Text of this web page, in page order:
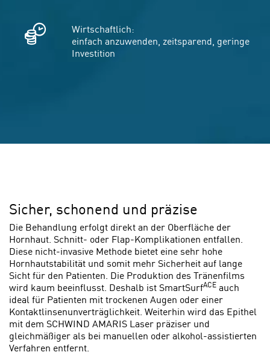
Wirtschaftlich:
einfach anzuwenden, zeitsparend, geringe
Investition
Sicher, schonend und präzise
Die Behandlung erfolgt direkt an der Oberfläche der
Hornhaut. Schnitt- oder Flap-Komplikationen entfallen.
Diese nicht-invasive Methode bietet eine sehr hohe
Hornhautstabilität und somit mehr Sicherheit auf lange
Sicht für den Patienten. Die Produktion des Tränenfilms
wird kaum beeinflusst. Deshalb ist SmartSurfACE auch
ideal für Patienten mit trockenen Augen oder einer
Kontaktlinsenunverträglichkeit. Weiterhin wird das Epithel
mit dem SCHWIND AMARIS Laser präziser und
gleichmäßiger als bei manuellen oder alkohol-assistierten
Verfahren entfernt.